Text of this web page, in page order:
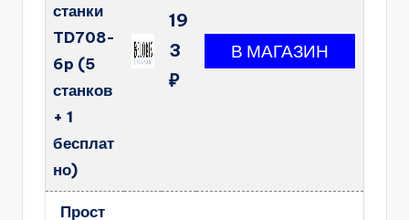
станки
TD708-
6p (5
станков
+ 1
бесплат
но)
19
3
₽
Прост